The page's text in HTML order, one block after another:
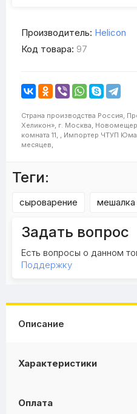
Производитель: Helicon
Код товара: 97
Страна производства Россия,
Хеликон», г. Москва,
комната 11, , Импортер ЧТУП
месяцев,
Теги:
сыроварение мешалка
Задать вопрос
Есть вопросы о данном
Поддержку
Описание
Характеристики
Оплата